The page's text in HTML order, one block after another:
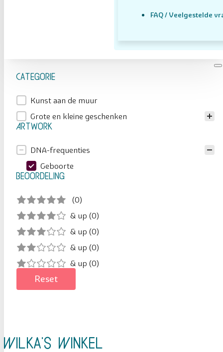
FAQ / Veelgestelde
Categorie
Categorie
Kunst aan de muur
Grote en kleine geschenken
Artwork
Artwork
DNA-frequenties
Geboorte
Beoordeling
Beoordeling
5 out of 5
5 stars
(0)
4 out of 5
4 stars
& up (0)
3 out of 5
3 stars
& up (0)
2 out of 5
2 stars
& up (0)
1 out of 5
1 star
& up (0)
Reset
Wilka's Winkel